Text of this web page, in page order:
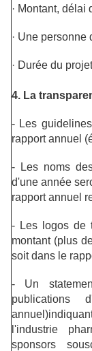
· Montant, délai
· Une personne
· Durée du
4. La
- Les
rapport annuel
- Les noms
d'une année
rapport annuel
- Les logos de
montant (plus
soit dans le
- Un
publications
l'industrie
sponsors